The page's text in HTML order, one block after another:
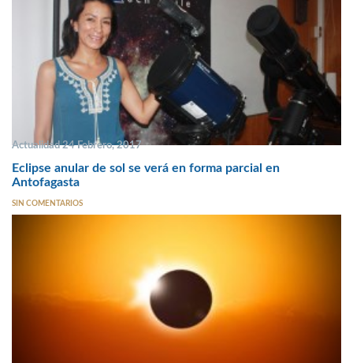
Actualidad 24 Febrero, 2017
Eclipse anular de sol se verá en forma parcial en
Antofagasta
SIN COMENTARIOS